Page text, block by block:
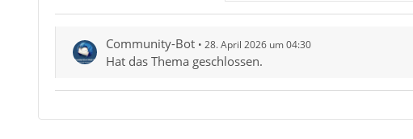
Community-Bot 28. April 2026 um 04:30
Hat das Thema geschlossen.